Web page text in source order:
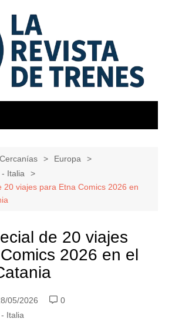
Europa
Italia
20 viajes para Etna Comics 2026 en
de 20 viajes
2026 en el
05/2026
0
Italia